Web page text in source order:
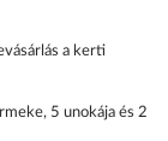
a kerti
5 unokája és 2